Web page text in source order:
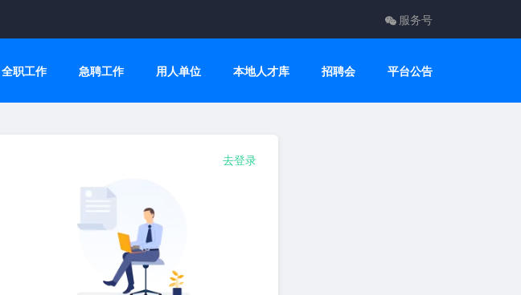
服务号
全职工作 急聘工作 用人单位 本地人才库 招聘会 平台公告
去登录